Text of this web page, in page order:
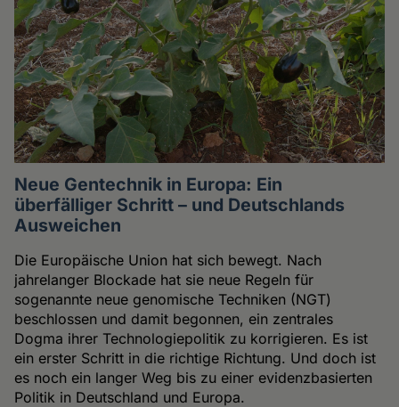
Neue Gentechnik in Europa: Ein
überfälliger Schritt – und Deutschlands
Ausweichen
Die Europäische Union hat sich bewegt. Nach
jahrelanger Blockade hat sie neue Regeln für
sogenannte neue genomische Techniken (NGT)
beschlossen und damit begonnen, ein zentrales
Dogma ihrer Technologiepolitik zu korrigieren. Es ist
ein erster Schritt in die richtige Richtung. Und doch ist
es noch ein langer Weg bis zu einer evidenzbasierten
Politik in Deutschland und Europa.